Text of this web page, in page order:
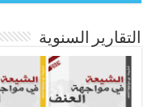
التقارير السنوية